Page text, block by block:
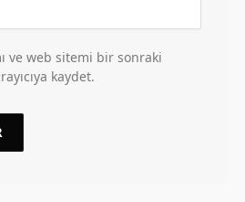
ve web sitemi bir sonraki
kaydet.